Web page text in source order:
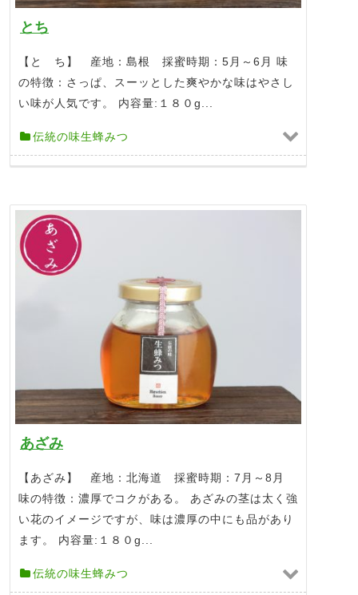
とち
【と ち】 産地：島根 採蜜時期：5月～6月 味
の特徴：さっぱ、スーッとした爽やかな味はやさし
い味が人気です。 内容量:１８０g...
伝統の味生蜂みつ
あざみ
【あざみ】 産地：北海道 採蜜時期：7月～8月
味の特徴：濃厚でコクがある。 あざみの茎は太く強
い花のイメージですが、味は濃厚の中にも品があり
ます。 内容量:１８０g...
伝統の味生蜂みつ